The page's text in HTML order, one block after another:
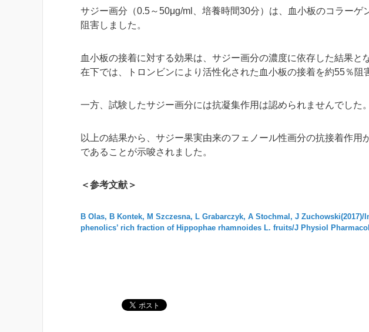
サジー画分（0.5～50μg/ml、培養時間30分）は、血小板のコラーゲ
阻害しました。
血小板の接着に対する効果は、サジー画分の濃度に依存した結果と
在下では、トロンビンにより活性化された血小板の接着を約55％阻
一方、試験したサジー画分には抗凝集作用は認められませんでした。
以上の結果から、サジー果実由来のフェノール性画分の抗接着作用
であることが示唆されました。
＜参考文献＞
B Olas, B Kontek, M Szczesna, L Grabarczyk, A Stochmal, J
phenolics’ rich fraction of Hippophae rhamnoides L. fruits/J Physiol